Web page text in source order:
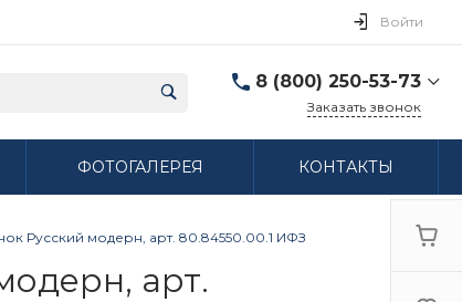
Войти
8 (800) 250-53-73
г. Нижний Новгород,
Выходной
Заказать звонок
ФОТОГАЛЕРЕЯ КОНТАКТЫ
Русский модерн, арт. 80.84550.00.1 ИФЗ
арт.